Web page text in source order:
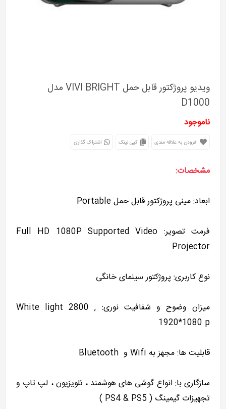
ویدیو پروژکتور قابل حمل VIVI BRIGHT مدل
D1000
ناموجود
افزودن به علاقه مندی کپی لینک اشتراک گذاری
مشخصات:
ابعاد: مینی پروژکتور قابل حمل Portable
فرمت تصویر: Full HD 1080P Supported Video
Projector
نوع کاربری: پروژکتور سینمای خانگی
میزان وضوح و شفافیت نوری: White light 2800 ,
1920*1080 p
قابلیت ها: مجهز به Wifi و Bluetooth
سازگاری با: انواع گوشی های هوشمند ، تلویزیون ، لپ تاپ و
تجهیزات گیمینگ ( PS4 & PS5 )